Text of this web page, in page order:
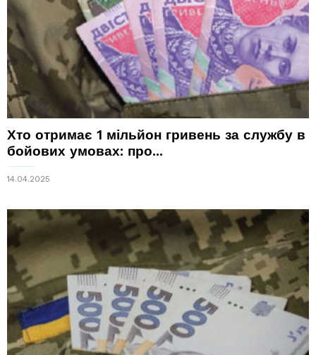
Хто отримає 1 мільйон гривень за службу в
бойових умовах: про...
14.04.2025